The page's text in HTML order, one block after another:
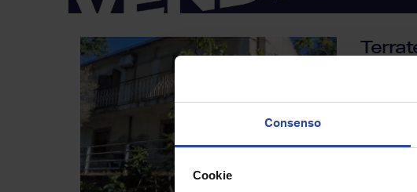
Consenso
Cookie
Situato